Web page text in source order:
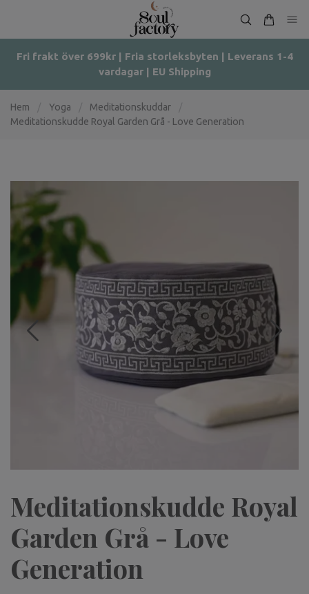
Fri frakt över 699kr | Fria storleksbyten | Leverans 1-4
vardagar | EU Shipping
Hem Yoga Meditationskuddar
Meditationskudde Royal Garden Grå - Love Generation
Meditationskudde Royal
Garden Grå - Love
Generation